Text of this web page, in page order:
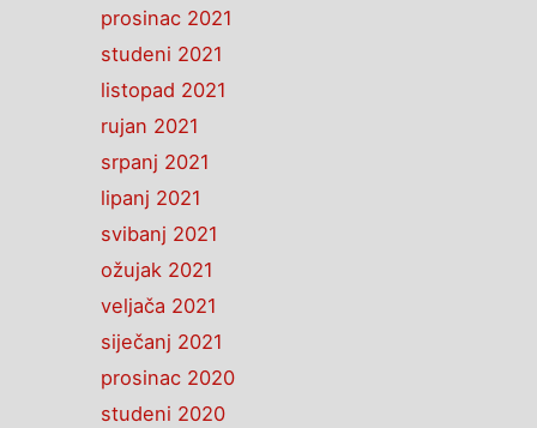
prosinac 2021
studeni 2021
listopad 2021
rujan 2021
srpanj 2021
lipanj 2021
svibanj 2021
ožujak 2021
veljača 2021
siječanj 2021
prosinac 2020
studeni 2020